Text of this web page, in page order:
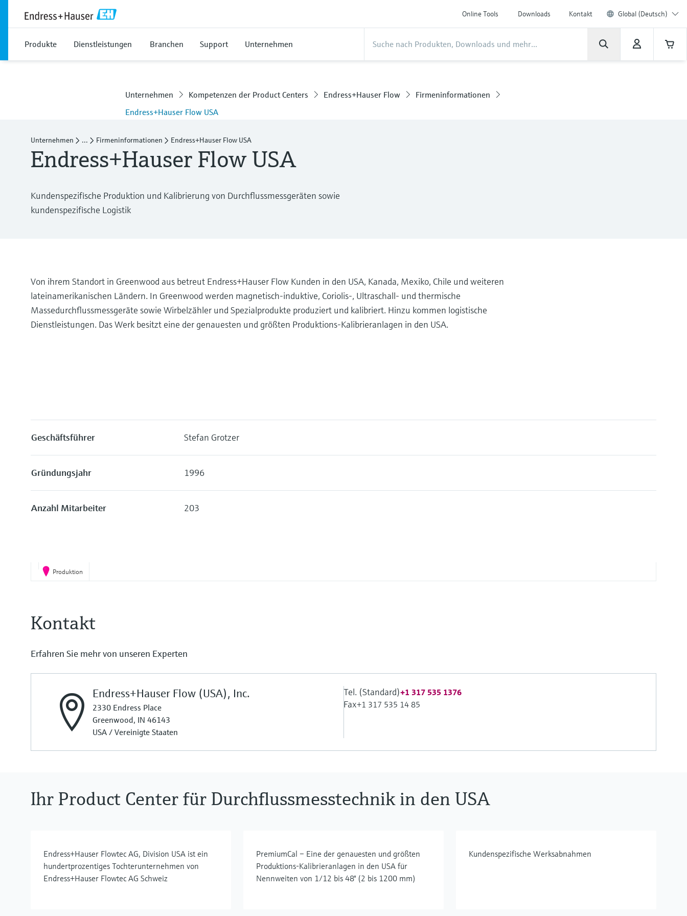
Online Tools Downloads Kontakt Global (Deutsch)
Produkte Dienstleistungen Branchen Support Unternehmen
Unternehmen Kompetenzen der Product Centers Endress+Hauser Flow
Firmeninformationen
Endress+Hauser Flow USA
Unternehmen ... Firmeninformationen Endress+Hauser Flow USA
Endress+Hauser Flow USA
Kundenspezifische Produktion und Kalibrierung von Durchflussmessgeräten sowie
kundenspezifische Logistik
Von ihrem Standort in Greenwood aus betreut Endress+Hauser Flow Kunden in den USA, Kanada, Mexiko, Chile und weiteren
lateinamerikanischen Ländern. In Greenwood werden magnetisch-induktive, Coriolis-, Ultraschall- und thermische
Massedurchflussmessgeräte sowie Wirbelzähler und Spezialprodukte produziert und kalibriert. Hinzu kommen logistische
Dienstleistungen. Das Werk besitzt eine der genauesten und größten Produktions-Kalibrieranlagen in den USA.
Geschäftsführer Stefan Grotzer
Gründungsjahr 1996
Anzahl Mitarbeiter 203
Produktion
Kontakt
Erfahren Sie mehr von unseren Experten
Endress+Hauser Flow (USA), Inc.
2330 Endress Place
Greenwood, IN 46143
USA / Vereinigte Staaten
Tel. (Standard)+1 317 535 1376
Fax+1 317 535 14 85
Ihr Product Center für Durchflussmesstechnik in den USA
Endress+Hauser Flowtec AG, Division USA ist ein
hundertprozentiges Tochterunternehmen von
Endress+Hauser Flowtec AG Schweiz
PremiumCal – Eine der genauesten und größten
Produktions-Kalibrieranlagen in den USA für
Nennweiten von 1/12 bis 48" (2 bis 1200 mm)
Kundenspezifische Werksabnahmen